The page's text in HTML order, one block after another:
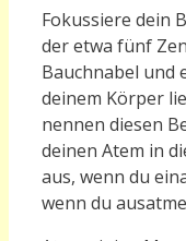
Fokussiere dein
der etwa fünf
Bauchnabel und
deinem Körper
nennen diesen
deinen Atem in
aus, wenn du
wenn du